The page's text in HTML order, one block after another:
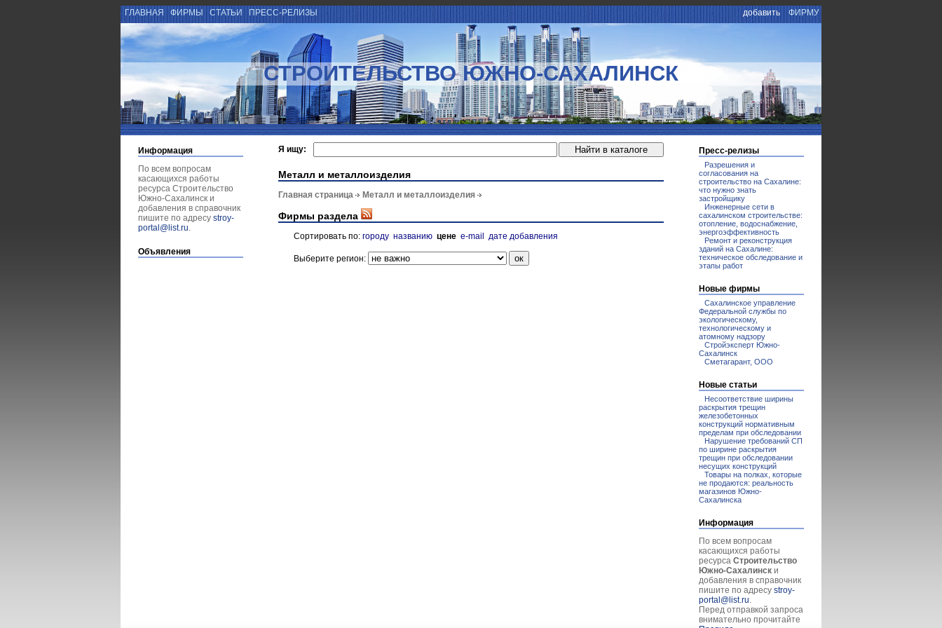
ГЛАВНАЯ ФИРМЫ СТАТЬИ ПРЕСС-РЕЛИЗЫ добавить ФИРМУ
СТРОИТЕЛЬСТВО ЮЖНО-САХАЛИНСК
Информация
По всем вопросам
касающихся работы
ресурса Строительство
Южно-Сахалинск и
добавления в справочник
пишите по адресу stroy-
portal@list.ru.
Объявления
Я ищу:
Металл и металлоизделия
Главная страница Металл и металлоизделия
Фирмы раздела
Сортировать по: городу названию цене e-mail дате добавления
Выберите регион:
Пресс-релизы
Разрешения и
согласования на
строительство на Сахалине:
что нужно знать
застройщику
Инженерные сети в
сахалинском строительстве:
отопление, водоснабжение,
энергоэффективность
Ремонт и реконструкция
зданий на Сахалине:
техническое обследование и
этапы работ
Новые фирмы
Сахалинское управление
Федеральной службы по
экологическому,
технологическому и
атомному надзору
Стройэксперт Южно-
Сахалинск
Сметагарант, ООО
Новые статьи
Несоответствие ширины
раскрытия трещин
железобетонных
конструкций нормативным
пределам при обследовании
Нарушение требований СП
по ширине раскрытия
трещин при обследовании
несущих конструкций
Товары на полках, которые
не продаются: реальность
магазинов Южно-
Сахалинска
Информация
По всем вопросам
касающихся работы
ресурса Строительство
Южно-Сахалинск и
добавления в справочник
пишите по адресу stroy-
portal@list.ru.
Перед отправкой запроса
внимательно прочитайте